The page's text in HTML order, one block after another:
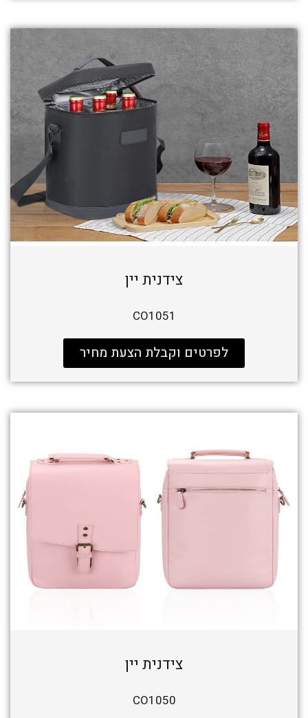
צידנית יין
CO1051
לפרטים וקבלת הצעת מחיר
צידנית יין
CO1050